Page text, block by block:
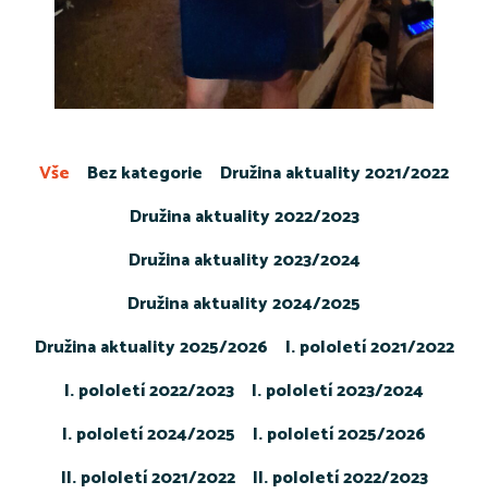
Bez kategorie
Družina aktuality 2021/2022
Družina aktuality 2022/2023
Družina aktuality 2023/2024
Družina aktuality 2024/2025
Družina aktuality 2025/2026
I. pololetí 2021/2022
I. pololetí 2022/2023
I. pololetí 2023/2024
I. pololetí 2024/2025
I. pololetí 2025/2026
II. pololetí 2021/2022
II. pololetí 2022/2023
Vše